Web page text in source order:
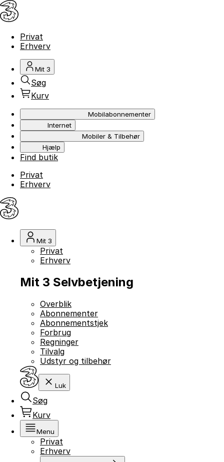
Privat
Erhverv
Mit 3
Søg
Kurv
Mobilabonnementer
Internet
Mobiler & Tilbehør
Hjælp
Find butik
Privat
Erhverv
Mit 3
Privat
Erhverv
Mit 3 Selvbetjening
Overblik
Abonnementer
Abonnementstjek
Forbrug
Regninger
Tilvalg
Udstyr og tilbehør
Luk
Søg
Kurv
Menu
Privat
Erhverv